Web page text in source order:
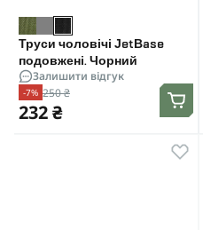
Труси чоловічі JetBase
подовжені. Чорний
Залишити відгук
-7% 250 ₴
232 ₴